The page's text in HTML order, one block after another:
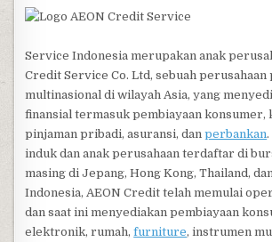
Service Indonesia merupakan anak
Credit Service Co. Ltd, sebuah perusahaan
multinasional di wilayah Asia, yang
finansial termasuk pembiayaan konsumer,
pinjaman pribadi, asuransi, danperbankan
induk dan anak perusahaan terdaftar di
masing di Jepang, Hong Kong, Thailand,
Indonesia, AEON Credit telah memulai
dan saat ini menyediakan pembiayaan
elektronik, rumah,furniture, instrumen